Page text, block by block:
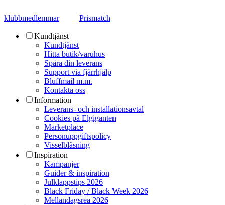
klubbmedlemmar Prismatch
Kundtjänst
Kundtjänst
Hitta butik/varuhus
Spåra din leverans
Support via fjärrhjälp
Bluffmail m.m.
Kontakta oss
Information
Leverans- och installationsavtal
Cookies på Elgiganten
Marketplace
Personuppgiftspolicy
Visselblåsning
Inspiration
Kampanjer
Guider & inspiration
Julklappstips 2026
Black Friday / Black Week 2026
Mellandagsrea 2026